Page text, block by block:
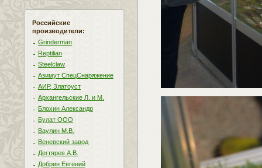
Российские
производители:
Grinderman
Reptilian
Steelclaw
Азимут СпецСнаряжение
АИР, Златоуст
Архангельские Л. и М.
Блохин Александр
Булат ООО
Ваулин М.В.
Веневский завод
Дегтярев А.В.
Добрин Евгений